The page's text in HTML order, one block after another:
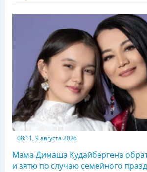
08:11, 9 августа 2026
Мама Димаша Кудайбергена
и зятю по случаю семейного